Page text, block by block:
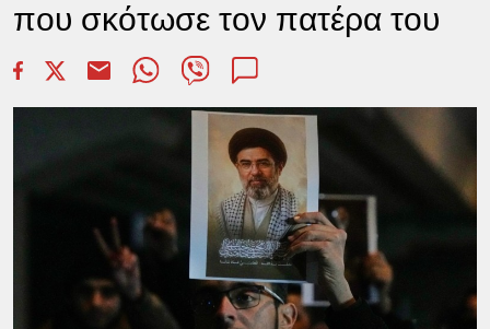
που σκότωσε τον πατέρα του